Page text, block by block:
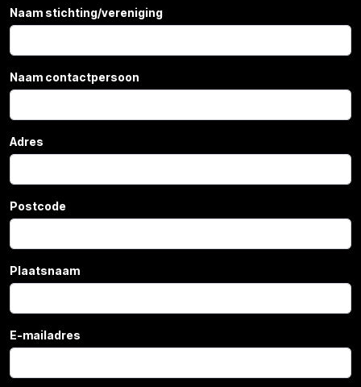
Naam stichting/vereniging
Naam contactpersoon
Adres
Postcode
Plaatsnaam
E-mailadres